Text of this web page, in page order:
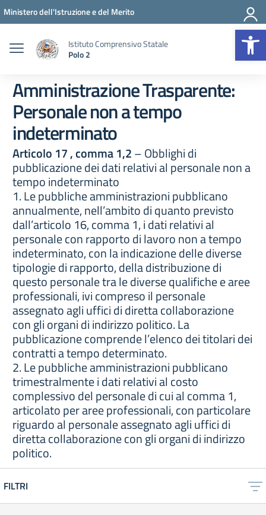
Vai ai contenuti
Vai al menu di navigazione
Vai al footer
Ministero dell'Istruzione e del Merito
Istituto Comprensivo Statale
Polo 2
Amministrazione Trasparente:
Personale non a tempo
indeterminato
Articolo 17 , comma 1,2– Obblighi di
pubblicazione dei dati relativi al personale non a
tempo indeterminato
1. Le pubbliche amministrazioni pubblicano
annualmente, nell’ambito di quanto previsto
dall’articolo 16, comma 1, i dati relativi al
personale con rapporto di lavoro non a tempo
indeterminato, con la indicazione delle diverse
tipologie di rapporto, della distribuzione di
questo personale tra le diverse qualifiche e aree
professionali, ivi compreso il personale
assegnato agli uffici di diretta collaborazione
con gli organi di indirizzo politico. La
pubblicazione comprende l’elenco dei titolari dei
contratti a tempo determinato.
2. Le pubbliche amministrazioni pubblicano
trimestralmente i dati relativi al costo
complessivo del personale di cui al comma 1,
articolato per aree professionali, con particolare
riguardo al personale assegnato agli uffici di
diretta collaborazione con gli organi di indirizzo
politico.
FILTRI